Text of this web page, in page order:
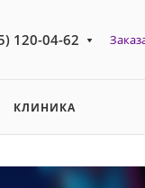
120-04-62
КЛИНИКА